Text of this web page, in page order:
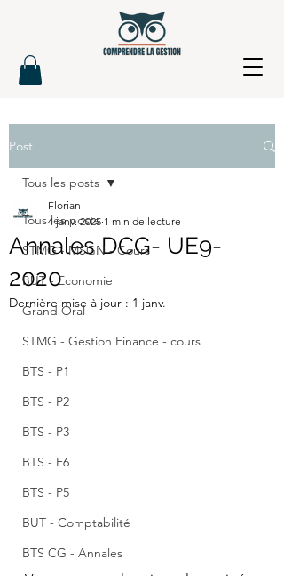
Post
Tous les posts
STMG - MSGN - Cours
BUT - Economie
Grand Oral
STMG - Gestion Finance - cours
BTS - P1
BTS - P2
BTS - P3
BTS - E6
BTS - P5
BUT - Comptabilité
BTS CG - Annales
Tous les posts
Annales DCG- UE9-
2020
Florian
4 janv. 2025 1 min de lecture
Dernière mise à jour : 1 janv.